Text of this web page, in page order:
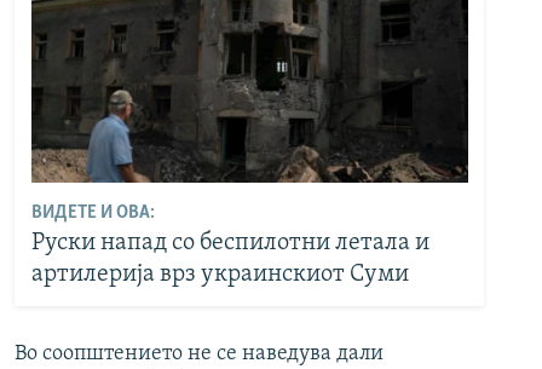
ВИДЕТЕ И ОВА:
Руски напад со беспилотни летала и
артилерија врз украинскиот Суми
Во соопштението не се наведува дали